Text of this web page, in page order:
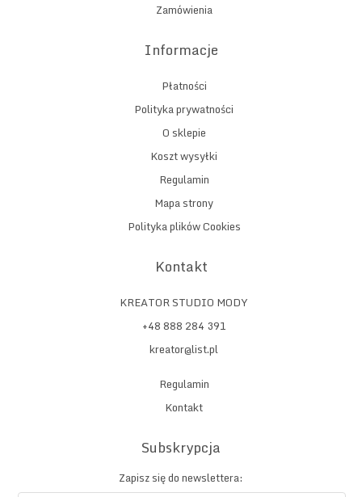
Zamówienia
Informacje
Płatności
Polityka prywatności
O sklepie
Koszt wysyłki
Regulamin
Mapa strony
Polityka plików Cookies
Kontakt
KREATOR STUDIO MODY
+48 888 284 391
kreator@list.pl
Regulamin
Kontakt
Subskrypcja
Zapisz się do newslettera: